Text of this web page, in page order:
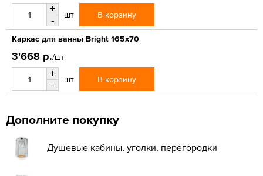
+
-
шт В корзину
Каркас для ванны Bright 165x70
3'668 р./шт
+
-
шт В корзину
Дополните покупку
Душевые кабины, уголки, перегородки